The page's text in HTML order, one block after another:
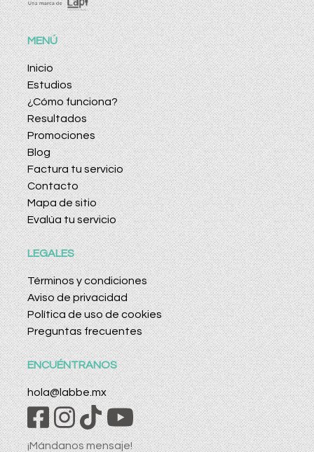
MENÚ
Inicio
Estudios
¿Cómo funciona?
Resultados
Promociones
Blog
Factura tu servicio
Contacto
Mapa de sitio
Evalúa tu servicio
LEGALES
Términos y condiciones
Aviso de privacidad
Política de uso de cookies
Preguntas frecuentes
ENCUÉNTRANOS
hola@labbe.mx
¡Mándanos mensaje!